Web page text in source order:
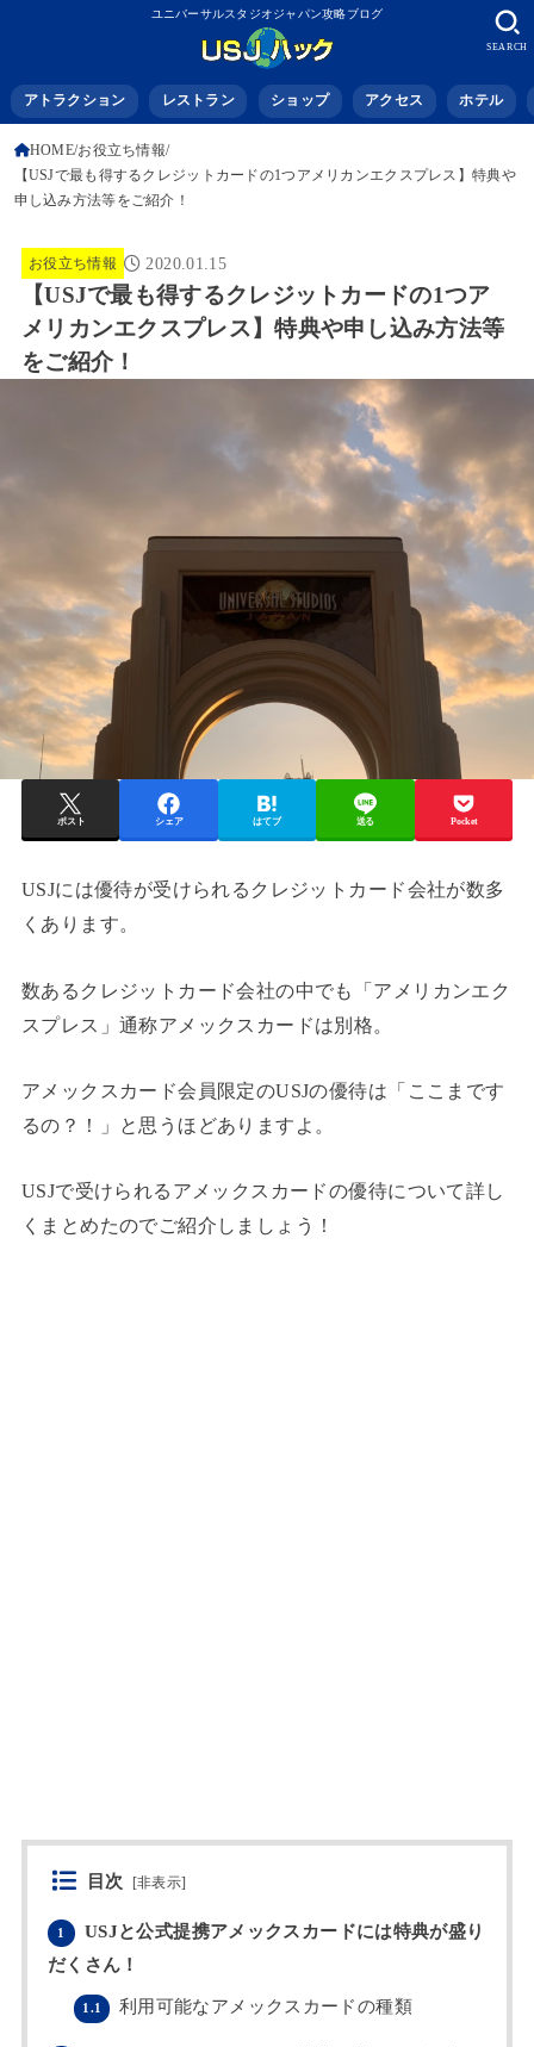
ユニバーサルスタジオジャパン攻略ブログ
アトラクション レストラン ショップ アクセス ホテル
SEARCH
HOME お役立ち情報
【USJで最も得するクレジットカードの1つアメリカンエクスプレス】特典や
申し込み方法等をご紹介！
お役立ち情報 2020.01.15
【USJで最も得するクレジットカードの1つア
メリカンエクスプレス】特典や申し込み方法等
をご紹介！
ポスト シェア はてブ 送る Pocket
USJには優待が受けられるクレジットカード会社が数多
くあります。
数あるクレジットカード会社の中でも「アメリカンエク
スプレス」通称アメックスカードは別格。
アメックスカード会員限定のUSJの優待は「ここまです
るの？！」と思うほどありますよ。
USJで受けられるアメックスカードの優待について詳し
くまとめたのでご紹介しましょう！
目次 [非表示]
1
USJと公式提携アメックスカードには特典が盛り
だくさん！
1.1 利用可能なアメックスカードの種類